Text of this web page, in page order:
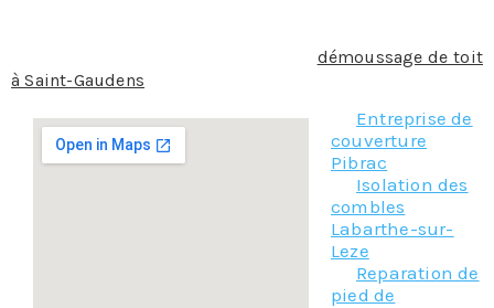
démoussage de toit
à Saint-Gaudens
Entreprise de
couverture
Pibrac
Isolation des
combles
Labarthe-sur-
Leze
Reparation de
pied de